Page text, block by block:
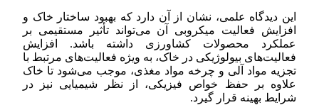
این دیدگاه علمی، نشان از آن دارد که بهبود ساختار خاک و
افزایش فعالیت میکروبی آن می‌تواند تأثیر مستقیمی بر
عملکرد محصولات کشاورزی داشته باشد. افزایش
فعالیت‌های بیولوژیکی در خاک، به ویژه فعالیت‌های مرتبط با
تجزیه مواد آلی و چرخه مواد مغذی، موجب می‌شود تا خاک
علاوه بر حفظ خواص فیزیکی، از نظر شیمیایی نیز در
شرایط بهینه قرار گیرد.